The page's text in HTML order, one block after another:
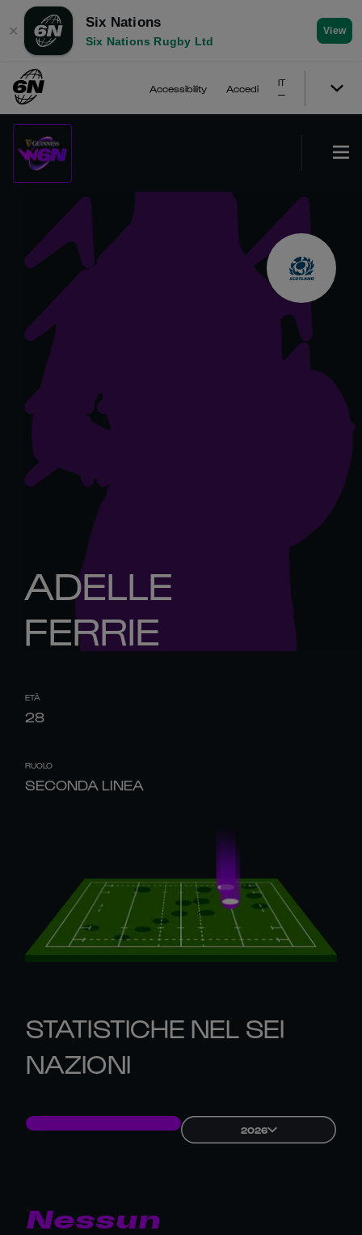
✕
Six Nations
Six Nations Rugby Ltd
View
Accessibility Accedi
IT
ADELLE
FERRIE
ETÀ
28
RUOLO
SECONDA LINEA
STATISTICHE NEL SEI
NAZIONI
2026
Nessun